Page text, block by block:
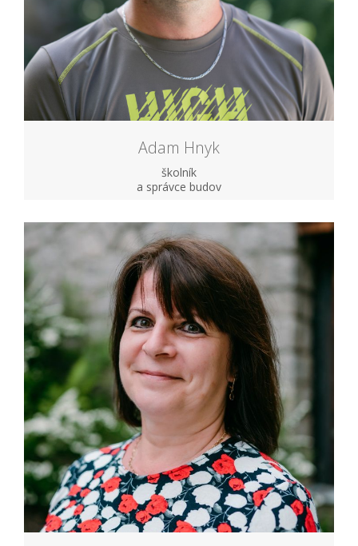
Adam Hnyk
školník
a správce budov